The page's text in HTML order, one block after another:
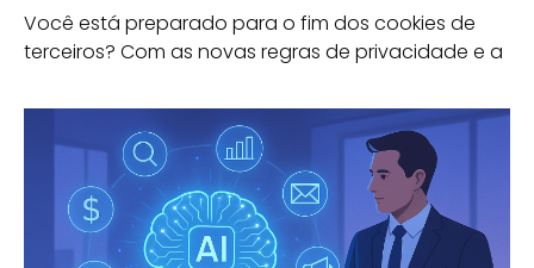
Você está preparado para o fim dos cookies de
terceiros? Com as novas regras de privacidade e a